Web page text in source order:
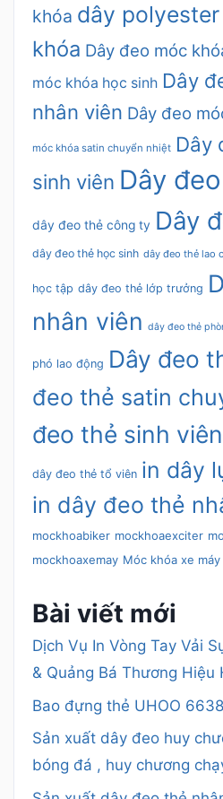
khóa dây polyester
khóa Dây đeo móc
móc khóa học sinh Dây
nhân viên Dây đeo
móc khóa satin chuyển nhiệt Dây
sinh viên Dây
dây đeo thẻ công ty Dây
dây đeo thẻ học sinh dây đeo thẻ lao
học tập dây đeo thẻ lớp trưởng
nhân viên dây đeo thẻ
phó lao động Dây đeo
đeo thẻ satin
đeo thẻ sinh viên
dây đeo thẻ tổ viên in dây
in dây đeo thẻ
mockhoabiker mockhoaexciter
mockhoaxemay Móc khóa xe máy
Bài viết mới
Dịch Vụ In Vòng Tay Vải
& Quảng Bá Thương Hiệu
Bao đựng thẻ UHOO 6638
Sản xuất dây đeo huy
bóng đá , huy chương